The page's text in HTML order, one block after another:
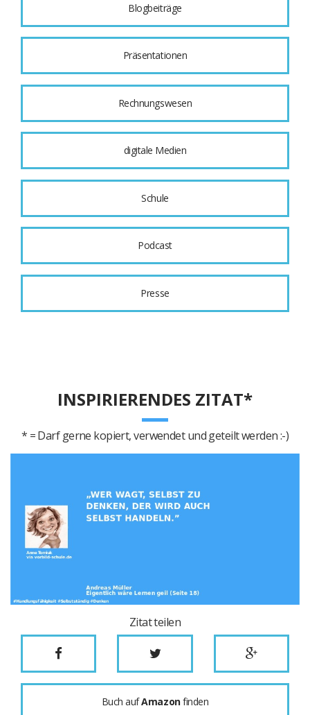
Blogbeiträge
Präsentationen
Rechnungswesen
digitale Medien
Schule
Podcast
Presse
INSPIRIERENDES ZITAT*
* = Darf gerne kopiert, verwendet und geteilt werden :-)
Zitat teilen
Buch aufAmazonfinden